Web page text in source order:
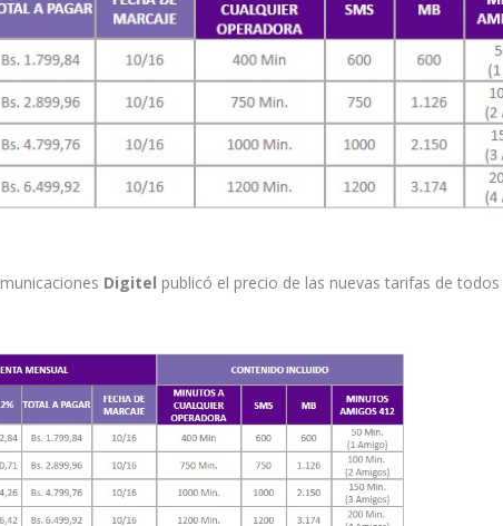
Digitel publicó el precio de las nuevas tarifas de todos